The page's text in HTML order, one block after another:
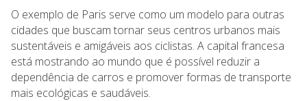
O exemplo de Paris serve como um modelo para outras
cidades que buscam tornar seus centros urbanos mais
sustentáveis e amigáveis aos ciclistas. A capital francesa
está mostrando ao mundo que é possível reduzir a
dependência de carros e promover formas de transporte
mais ecológicas e saudáveis.